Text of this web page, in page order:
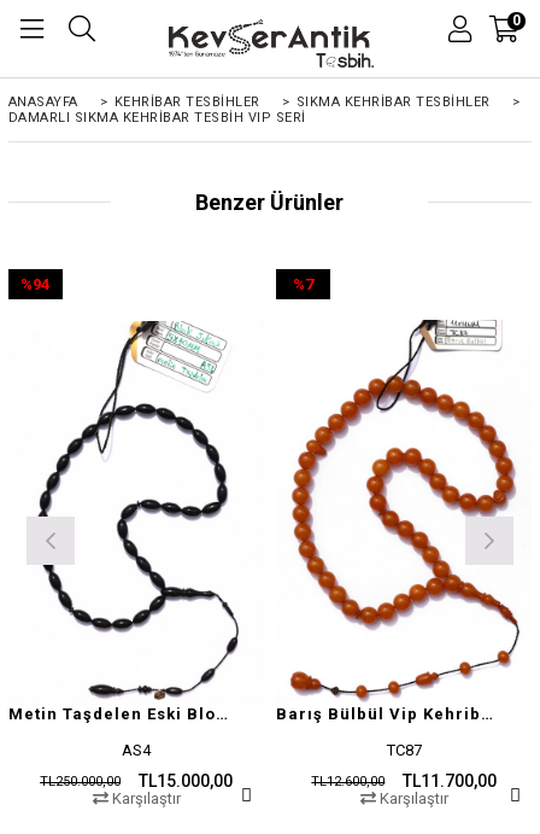
0
ANASAYFA > KEHRIBAR TESBIHLER > SIKMA KEHRİBAR TESBİHLER
>
DAMARLI SIKMA KEHRIBAR TESBIH VIP SERI
Benzer Ürünler
Metin Taşdelen Eski Blok Sıkma
AS4
TL15.000,00
TL250.000,00
%94
Karşılaştır
Barış Bülbül Vip Kehribar Tesbih
TC87
TL11.700,00
TL12.600,00
%7
Karşılaştır